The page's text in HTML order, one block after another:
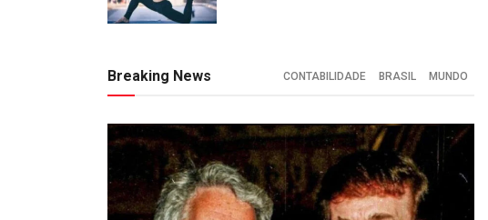
Breaking News CONTABILIDADE BRASIL MUNDO